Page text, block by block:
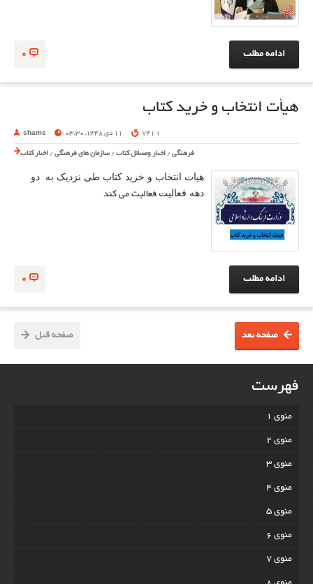
0 ادامه مطلب
هیأت انتخاب و خرید کتاب
shams 11 دی 1348, 03:30 1 741
فرهنگی / اخبار ومسائل کتاب / سازمان های فرهنگی / اخبار کتاب
هیات انتخاب و خرید کتاب طی نزدیک به دو
دهه فعالیت فعالیت می کند
0 ادامه مطلب
صفحه قبل صفحه بعد
فهرست
منوی 1
منوی 2
منوی 3
منوی 4
منوی 5
منوی 6
منوی 7